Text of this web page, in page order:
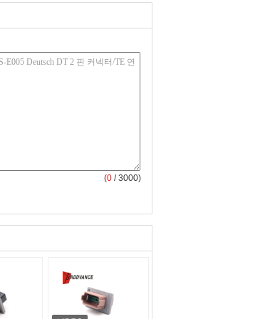
(0 / 3000)